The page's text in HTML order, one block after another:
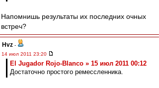
Напомнишь результаты их последних очных
встреч?
Hvz -
14 июл 2011 23:20
El Jugador Rojo-Blanco » 15 июл 2011 00:12
Достаточно простого ремессленника.